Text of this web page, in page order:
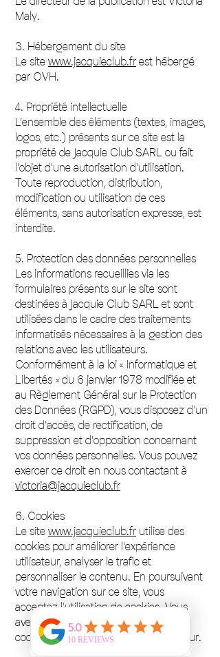
Maly.
3. Hébergement du site
Le sitewww.jacquieclub.frest hébergé
par OVH.
4. Propriété intellectuelle
L’ensemble des éléments (textes, images,
logos, etc.) présents sur ce site est la
propriété de Jacquie Club SARL ou fait
l'objet d'une autorisation d'utilisation.
Toute reproduction, distribution,
modification ou utilisation de ces
éléments, sans autorisation expresse, est
interdite.
5. Protection des données personnelles
Les informations recueillies via les
formulaires présents sur le site sont
destinées à Jacquie Club SARL et sont
utilisées dans le cadre des traitements
informatisés nécessaires à la gestion des
relations avec les utilisateurs.
Conformément à la loi « Informatique et
Libertés » du 6 janvier 1978 modifiée et
au Règlement Général sur la Protection
des Données (RGPD), vous disposez d'un
droit d'accès, de rectification, de
suppression et d'opposition concernant
vos données personnelles. Vous pouvez
exercer ce droit en nous contactant à
victoria@jacquieclub.fr
6. Cookies
Le sitewww.jacquieclub.fr utilise des
cookies pour améliorer l'expérience
utilisateur, analyser le trafic et
personnaliser le contenu. En poursuivant
votre navigation sur ce site, vous
acceptez l'utilisation de cookies. Vous
avez la possibilité de désactiver les
cookies en configurant votre navigateur.